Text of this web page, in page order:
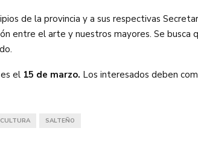
de la provincia y a sus respectivas
entre el arte y nuestros mayores. Se
el 15 de marzo. Los interesados deben
SALTEÑO